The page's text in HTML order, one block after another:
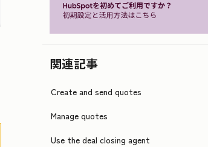
関連記事
Create and send quotes
Manage quotes
Use the deal closing agent